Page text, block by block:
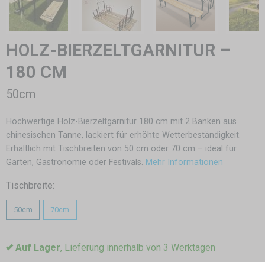
HOLZ-BIERZELTGARNITUR –
180 CM
50cm
Hochwertige Holz-Bierzeltgarnitur 180 cm mit 2 Bänken aus
chinesischen Tanne, lackiert für erhöhte Wetterbeständigkeit.
Erhältlich mit Tischbreiten von 50 cm oder 70 cm – ideal für
Garten, Gastronomie oder Festivals. Mehr Informationen
Tischbreite:
50cm 70cm
Auf Lager, Lieferung innerhalb von 3 Werktagen